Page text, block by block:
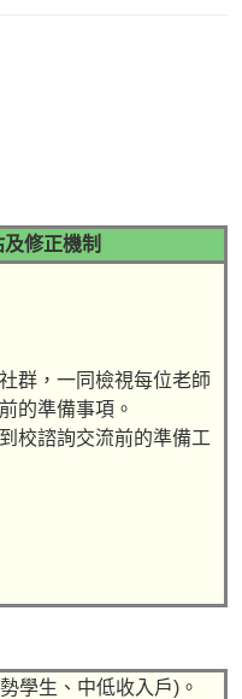
修正機制
群，一同檢視每位老師
的準備事項。
校諮詢交流前的準備工
學生、中低收入戶)。